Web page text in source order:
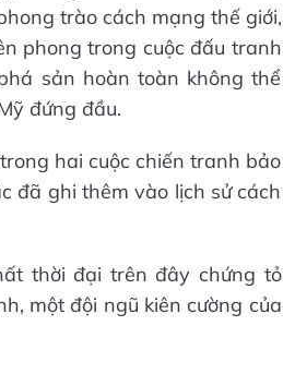
trào cách mạng thế giới,
phong trong cuộc đấu tranh
sản hoàn toàn không thể
đứng đầu.
hai cuộc chiến tranh bảo
đã ghi thêm vào lịch sử cách
thời đại trên đây chứng tỏ
một đội ngũ kiên cường của